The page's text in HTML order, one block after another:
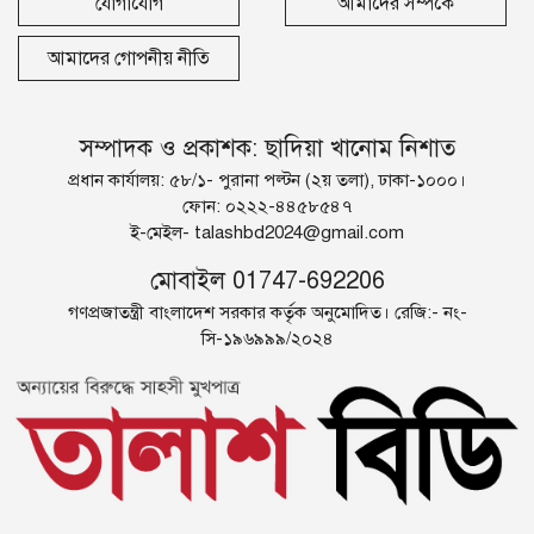
আমাদের গোপনীয় নীতি
সম্পাদক ও প্রকাশক: ছাদিয়া খানোম নিশাত
প্রধান কার্যালয়: ৫৮/১- পুরানা পল্টন (২য় তলা), ঢাকা-১০০০।
ফোন: ০২২২-৪৪৫৮৫৪৭
ই-মেইল- talashbd2024@gmail.com
মোবাইল 01747-692206
গণপ্রজাতন্ত্রী বাংলাদেশ সরকার কর্তৃক অনুমোদিত। রেজি:- নং-
সি-১৯৬৯৯৯/২০২৪